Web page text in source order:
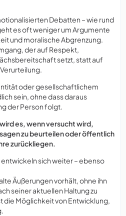
Debatten – wie rund
es oft weniger um Argumente
und moralische Abgrenzung.
der auf Respekt,
setzt, statt auf
oder gesellschaftlichem
sein, ohne dass daraus
der Person folgt.
es, wenn versucht wird,
zu beurteilen oder öffentlich
zurückliegen.
sich weiter – ebenso
Äußerungen vorhält, ohne ihn
seiner aktuellen Haltung zu
Möglichkeit von Entwicklung,